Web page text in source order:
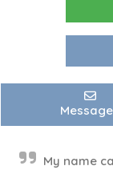
My name